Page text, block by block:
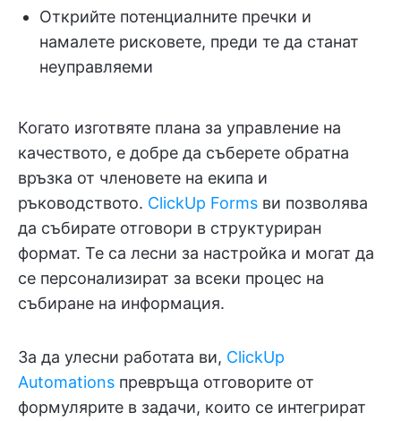
Открийте потенциалните пречки и
намалете рисковете, преди те да станат
неуправляеми
Когато изготвяте плана за управление на
качеството, е добре да съберете обратна
връзка от членовете на екипа и
ръководството. ClickUp Forms ви позволява
да събирате отговори в структуриран
формат. Те са лесни за настройка и могат да
се персонализират за всеки процес на
събиране на информация.
За да улесни работата ви, ClickUp
Automations превръща отговорите от
формулярите в задачи, които се интегрират